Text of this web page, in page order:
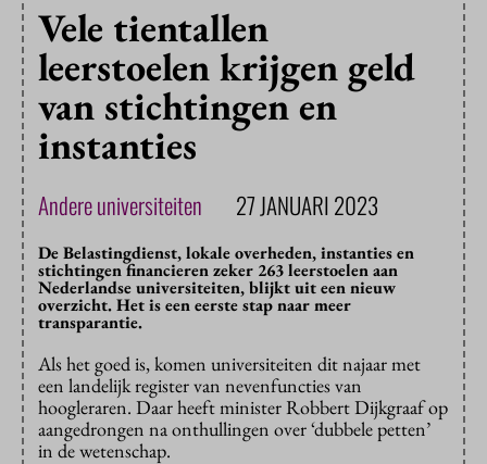
Vele tientallen
leerstoelen krijgen geld
van stichtingen en
instanties
Andere universiteiten 27 JANUARI 2023
De Belastingdienst, lokale overheden, instanties en
stichtingen financieren zeker 263 leerstoelen aan
Nederlandse universiteiten, blijkt uit een nieuw
overzicht. Het is een eerste stap naar meer
transparantie.
Als het goed is, komen universiteiten dit najaar met
een landelijk register van nevenfuncties van
hoogleraren. Daar heeft minister Robbert Dijkgraaf op
aangedrongen na onthullingen over ‘dubbele petten’
in de wetenschap.